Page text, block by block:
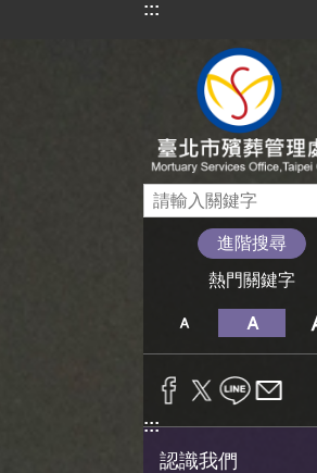
跳到主要內容區塊
:::
進階搜尋
熱門關鍵字
:::
認識我們